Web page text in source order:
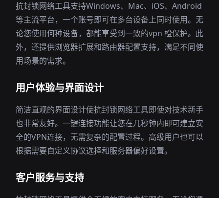
抗封锁网络工具支持Windows、Mac、iOS、Android
等主流平台，一个账号即可在多台设备上同时使用。无
论您使用何种设备，都能享受到一致的vpn 橙保护。此
外，还提供浏览器扩展和路由器配置支持，满足不同使
用场景的需求。
用户体验与界面设计
简洁直观的界面设计使抗封锁网络工具即使对技术新手
也非常友好。一键连接功能让您在几秒钟内即可建立安
全的VPN连接，无需复杂的配置过程。高级用户也可以
根据需要自定义协议选择和服务器偏好设置。
客户服务与支持